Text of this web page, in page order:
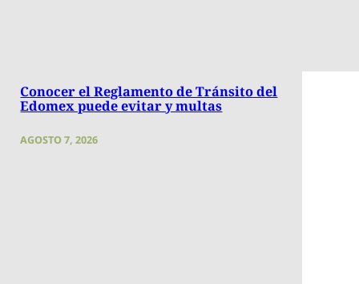
Conocer el Reglamento de Tránsito del
Edomex puede evitar y multas
AGOSTO 7, 2026